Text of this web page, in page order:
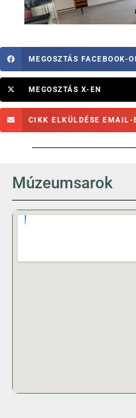
MEGOSZTÁS FACEBOOK-
MEGOSZTÁS X-EN
CIKK ELKÜLDÉSE EMAIL-
Múzeumsarok